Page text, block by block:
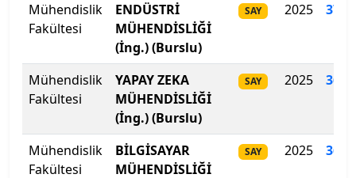
Doğu Akdeniz Üniversitesi
Doğuş Üniversitesi
Dokuz Eylül Üniversitesi
Düzce Üniversitesi
Mühendislik
Fakültesi
ENDÜSTRİ
MÜHENDİSLİĞİ
(İng.) (Burslu)
SAY 2025 373
Mühendislik
Fakültesi
YAPAY ZEKA
MÜHENDİSLİĞİ
(İng.) (Burslu)
SAY 2025 369
Mühendislik
Fakültesi
BİLGİSAYAR
MÜHENDİSLİĞİ
SAY 2025 362